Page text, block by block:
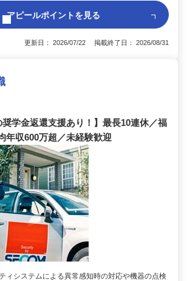
アピールポイントを見る
更新日： 2026/07/22 掲載終了日： 2026/08/31
奨学金返還支援あり！】最長10連休／福
年収600万超／未経験歓迎
ィシステムによる異常感知時の対応や機器の点検